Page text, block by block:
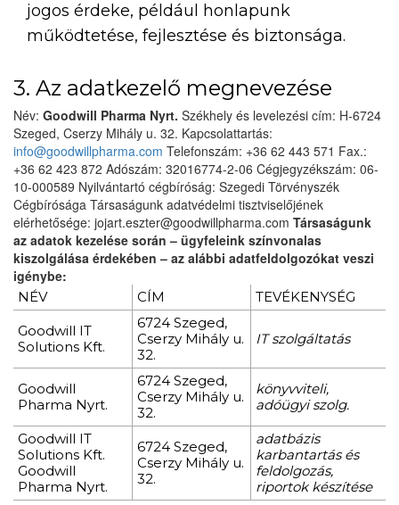
jogos érdeke, például honlapunk
működtetése, fejlesztése és biztonsága.
3. Az adatkezelő megnevezése
Név: Goodwill Pharma Nyrt. Székhely és levelezési cím: H-6724
Szeged, Cserzy Mihály u. 32. Kapcsolattartás:
info@goodwillpharma.com Telefonszám: +36 62 443 571 Fax.:
+36 62 423 872 Adószám: 32016774-2-06 Cégjegyzékszám: 06-
10-000589 Nyilvántartó cégbíróság: Szegedi Törvényszék
Cégbírósága Társaságunk adatvédelmi tisztviselőjének
elérhetősége: jojart.eszter@goodwillpharma.com Társaságunk
az adatok kezelése során – ügyfeleink színvonalas
kiszolgálása érdekében – az alábbi adatfeldolgozókat veszi
igénybe:
NÉV CÍM
TEVÉKENYSÉG
Goodwill IT
Solutions Kft.
6724 Szeged,
Cserzy Mihály u.
32.
IT szolgáltatás
Goodwill
Pharma Nyrt.
6724 Szeged,
Cserzy Mihály u.
32.
könyvviteli,
adóügyi szolg.
Goodwill IT
Solutions Kft.
Goodwill
Pharma Nyrt.
6724 Szeged,
Cserzy Mihály u.
32.
adatbázis
karbantartás és
feldolgozás,
riportok készítése